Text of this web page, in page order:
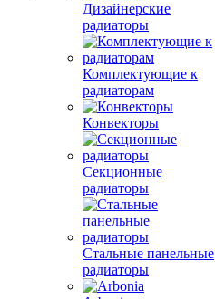
Дизайнерские
радиаторы
Комплектующие к
радиаторам
Конвекторы
Секционные
радиаторы
Стальные панельные
радиаторы